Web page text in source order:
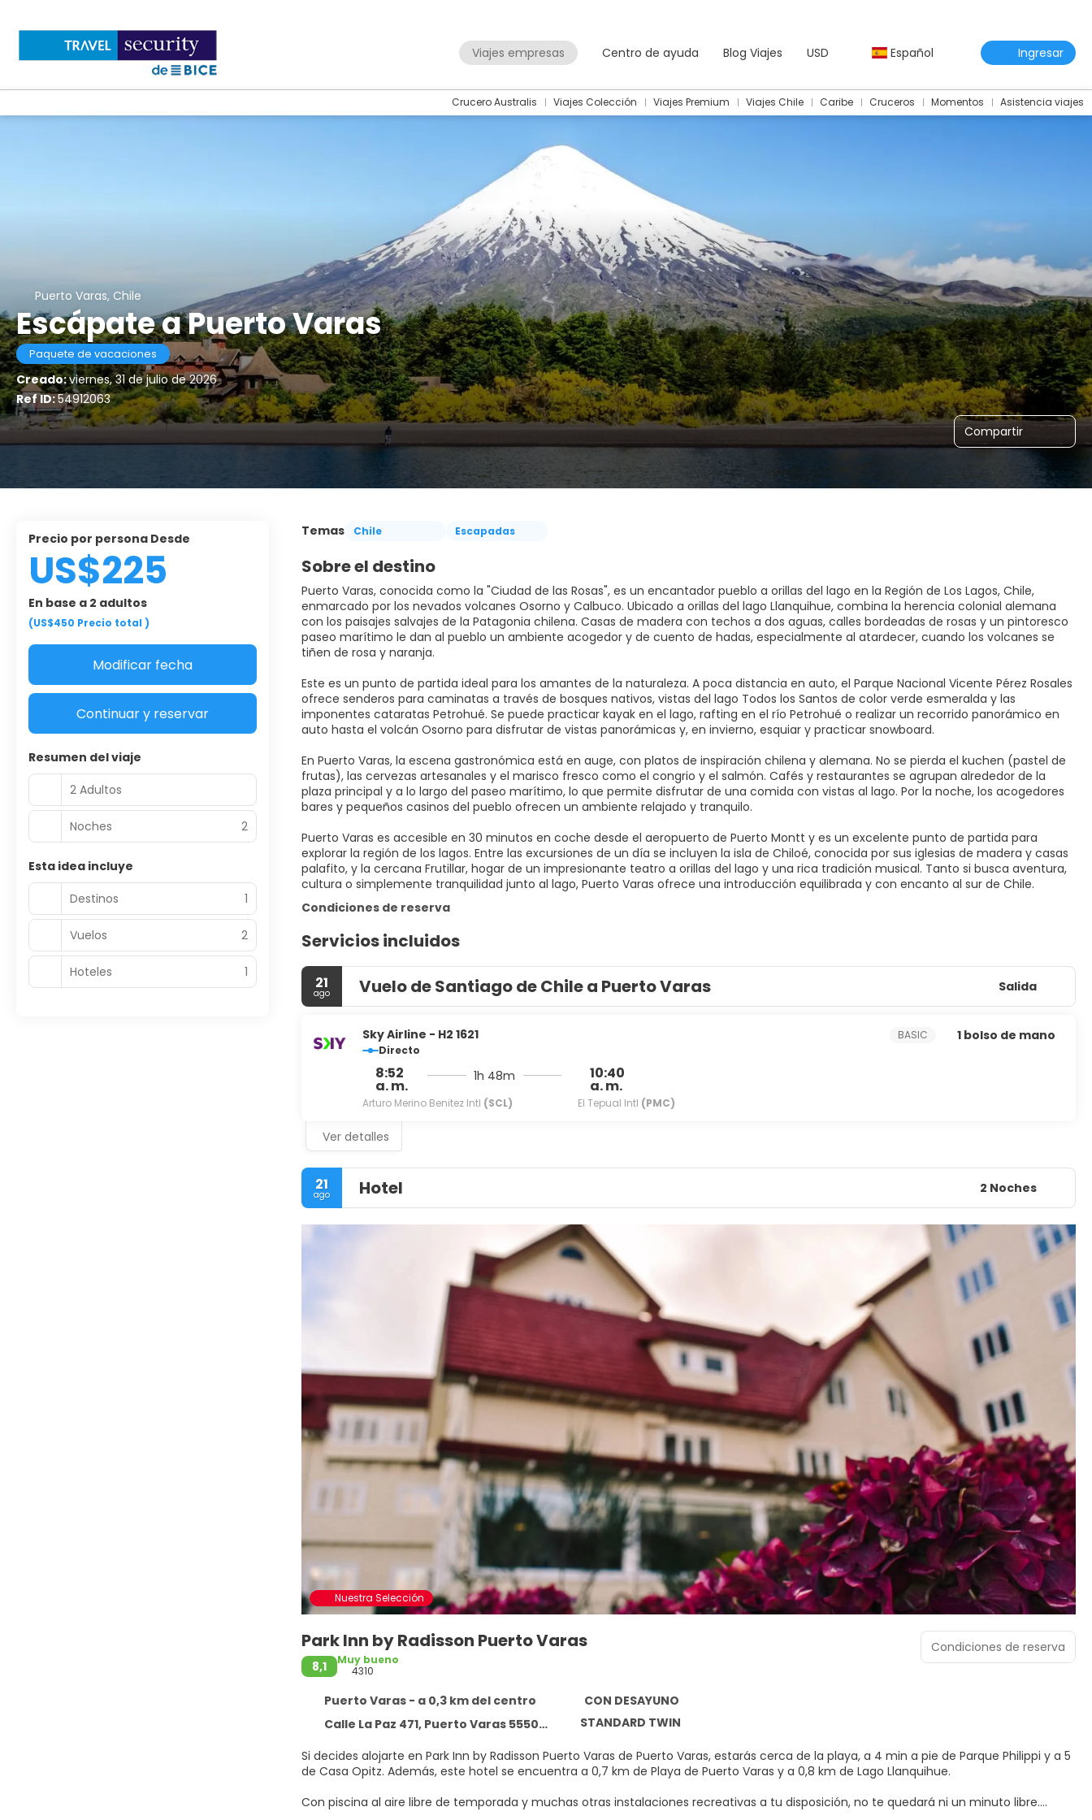
Viajes empresas Centro de ayuda Blog Viajes USD Español Ingresar
Crucero Australis Viajes Colección Viajes Premium Viajes Chile Caribe Cruceros Momentos Asistencia viajes
Puerto Varas, Chile
Escápate a Puerto Varas
Paquete de vacaciones
Creado:viernes, 31 de julio de 2026
Ref ID:54912063
Compartir
Temas Chile Escapadas
Sobre el destino
Puerto Varas, conocida como la "Ciudad de las Rosas", es un encantador pueblo a orillas del lago en la Región de Los Lagos, Chile,
enmarcado por los nevados volcanes Osorno y Calbuco. Ubicado a orillas del lago Llanquihue, combina la herencia colonial alemana
con los paisajes salvajes de la Patagonia chilena. Casas de madera con techos a dos aguas, calles bordeadas de rosas y un pintoresco
paseo marítimo le dan al pueblo un ambiente acogedor y de cuento de hadas, especialmente al atardecer, cuando los volcanes se
tiñen de rosa y naranja.
Este es un punto de partida ideal para los amantes de la naturaleza. A poca distancia en auto, el Parque Nacional Vicente Pérez Rosales
ofrece senderos para caminatas a través de bosques nativos, vistas del lago Todos los Santos de color verde esmeralda y las
imponentes cataratas Petrohué. Se puede practicar kayak en el lago, rafting en el río Petrohué o realizar un recorrido panorámico en
auto hasta el volcán Osorno para disfrutar de vistas panorámicas y, en invierno, esquiar y practicar snowboard.
En Puerto Varas, la escena gastronómica está en auge, con platos de inspiración chilena y alemana. No se pierda el kuchen (pastel de
frutas), las cervezas artesanales y el marisco fresco como el congrio y el salmón. Cafés y restaurantes se agrupan alrededor de la
plaza principal y a lo largo del paseo marítimo, lo que permite disfrutar de una comida con vistas al lago. Por la noche, los acogedores
bares y pequeños casinos del pueblo ofrecen un ambiente relajado y tranquilo.
Puerto Varas es accesible en 30 minutos en coche desde el aeropuerto de Puerto Montt y es un excelente punto de partida para
explorar la región de los lagos. Entre las excursiones de un día se incluyen la isla de Chiloé, conocida por sus iglesias de madera y casas
palafito, y la cercana Frutillar, hogar de un impresionante teatro a orillas del lago y una rica tradición musical. Tanto si busca aventura,
cultura o simplemente tranquilidad junto al lago, Puerto Varas ofrece una introducción equilibrada y con encanto al sur de Chile.
Condiciones de reserva
Servicios incluidos
21
ago Vuelo de Santiago de Chile a Puerto Varas Salida
Sky Airline - H2 1621
Directo
8:52
a. m.
Arturo Merino Benitez Intl (SCL)
1h 48m 10:40
a. m.
El Tepual Intl (PMC)
BASIC 1 bolso de mano
Ver detalles
21
ago Hotel 2 Noches
Nuestra Selección
Park Inn by Radisson Puerto Varas
8,1
Muy bueno
4310
Puerto Varas - a 0,3 km del centro
CON DESAYUNO
Calle La Paz 471, Puerto Varas 5550000
STANDARD TWIN
Si decides alojarte en Park Inn by Radisson Puerto Varas de Puerto Varas, estarás cerca de la playa, a 4 min a pie de Parque Philippi y a 5
de Casa Opitz. Además, este hotel se encuentra a 0,7 km de Playa de Puerto Varas y a 0,8 km de Lago Llanquihue.
Con piscina al aire libre de temporada y muchas otras instalaciones recreativas a tu disposición, no te quedará ni un minuto libre.
Condiciones de reserva
Precio por persona Desde
US$225
En base a 2 adultos
(US$450 Precio total )
Modificar fecha
Continuar y reservar
Resumen del viaje
2 Adultos
Noches 2
Esta idea incluye
Destinos
1
Vuelos 2
Hoteles 1